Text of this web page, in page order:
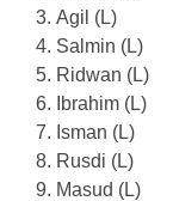
Agil (L)
Salmin (L)
Ridwan (L)
Ibrahim (L)
Isman (L)
Rusdi (L)
Masud (L)